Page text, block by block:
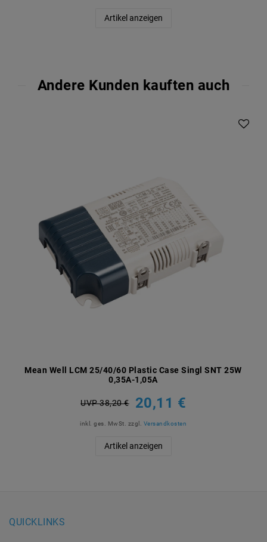
Artikel anzeigen
Andere Kunden kauften auch
Mean Well LCM 25/40/60 Plastic Case Singl SNT 25W
0,35A-1,05A
UVP 38,20 € 20,11 €
inkl. ges. MwSt. zzgl. Versandkosten
Artikel anzeigen
QUICKLINKS